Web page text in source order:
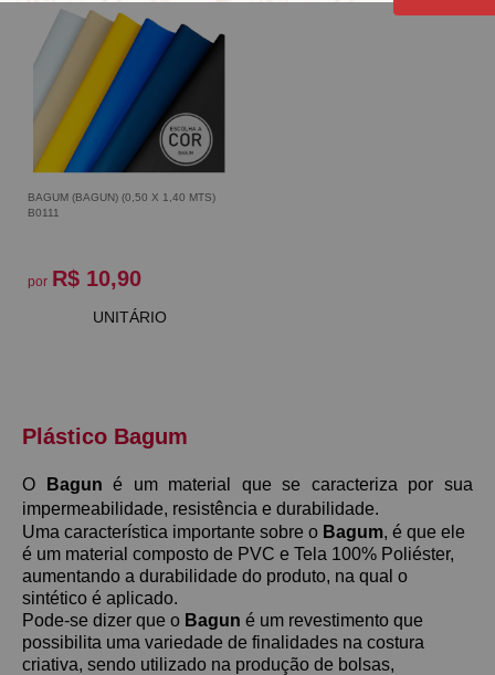
BAGUM (BAGUN) (0,50 X 1,40 MTS)
B0111
por R$ 10,90
UNITÁRIO
Plástico Bagum
O Bagun é um material que se caracteriza por sua
impermeabilidade, resistência e durabilidade.
Uma característica importante sobre o Bagum, é que ele
é um material composto de PVC e Tela 100% Poliéster,
aumentando a durabilidade do produto, na qual o
sintético é aplicado.
Pode-se dizer que o Bagun é um revestimento que
possibilita uma variedade de finalidades na costura
criativa, sendo utilizado na produção de bolsas,